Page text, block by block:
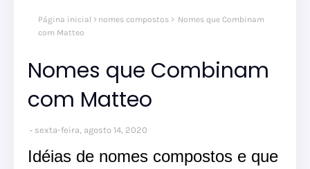
Página inicial nomes compostos
Nomes que Combinam
com Matteo
Nomes que Combinam
com Matteo
sexta-feira, agosto 14, 2020
Idéias de nomes compostos e que